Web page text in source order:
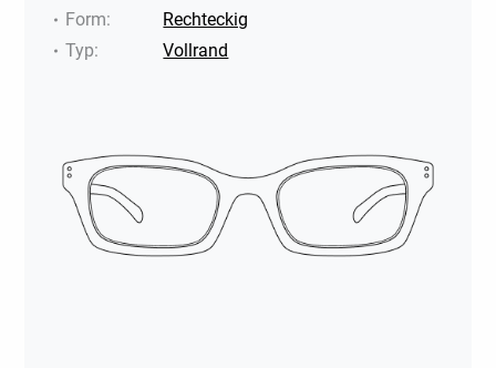
Form:
Rechteckig
Typ: Vollrand